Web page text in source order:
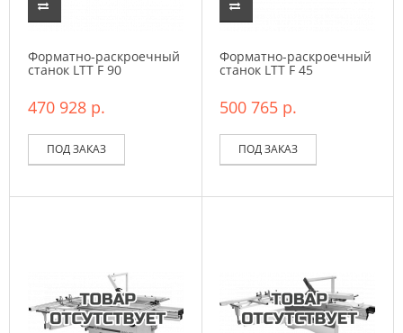
Форматно-раскроечный
станок LTT F 90
470 928 р.
ПОД ЗАКАЗ
Форматно-раскроечный
станок LTT F 45
500 765 р.
ПОД ЗАКАЗ